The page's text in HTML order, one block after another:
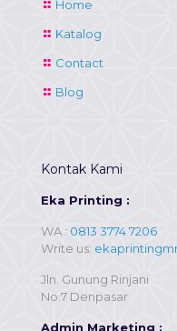
Home
Katalog
Contact
Blog
Kontak Kami
Eka Printing :
WA : 0813 3774 7206
Write us:
Jln. Gunung Rinjani
No.7 Denpasar
Admin Marketing :